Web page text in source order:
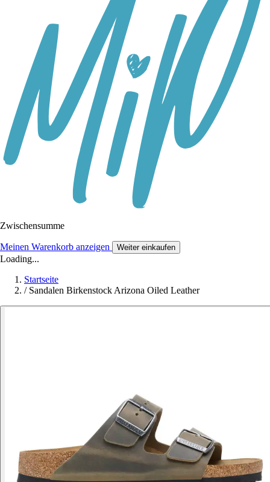
Zwischensumme
Meinen Warenkorb anzeigen Weiter einkaufen
Loading...
Startseite
/ Sandalen Birkenstock Arizona Oiled Leather